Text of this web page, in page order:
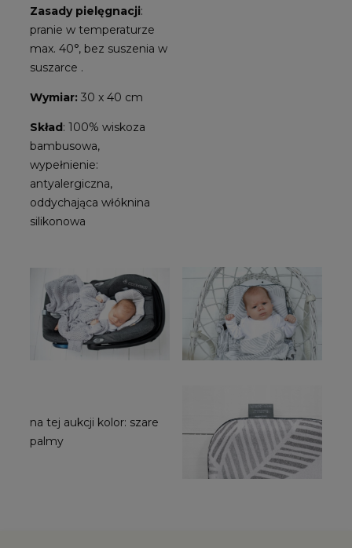
Zasady pielęgnacji:
pranie w temperaturze
max. 40°, bez suszenia w
suszarce .
Wymiar: 30 x 40 cm
Skład : 100% wiskoza
bambusowa,
wypełnienie:
antyalergiczna,
oddychająca włóknina
silikonowa
na tej aukcji kolor: szare
palmy